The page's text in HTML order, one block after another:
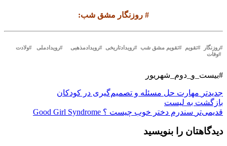
# روزنگار مشق شب:
#روزنگار #تقویم #تقویم مشق شب #رویدادتاریخی #رویدادمذهبی #رویدادملی #ولادت
#وفات
#بیست_و_دوم_شهریور
جدیدتر مهارت حل مسئله و تصمیم‌گیری در کودکان
بازگشت بە لیست
قدیمی‌تر سندرم دختر خوب چیست ؟ Good Girl Syndrome
دیدگاهتان را بنویسید